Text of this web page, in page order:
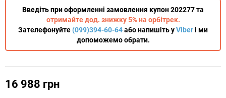
Введіть при оформленні замовлення купон 202277 та
отримайте дод. знижку 5% на орбітрек.
Зателефонуйте(099)394-60-64або напишіть уViberі ми
допоможемо обрати.
16 988 грн